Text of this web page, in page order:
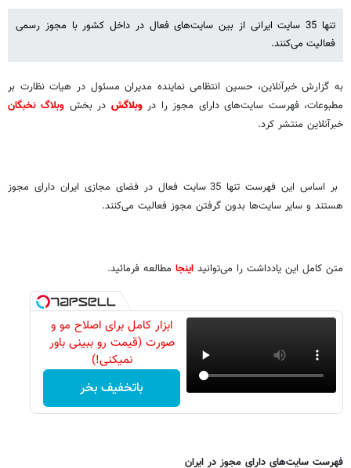
تنها 35 سایت ایرانی از بین سایت‌های فعال در داخل کشور با مجوز رسمی
فعالیت می‌کنند.
به گزارش خبرآنلاین، حسین انتظامی نماینده مدیران مسئول در هیات نظارت بر
مطبوعات، فهرست سایت‌های دارای مجوز را دروبلاگش در بخش وبلاگ نخبگان
خبرآنلاین منتشر کرد.
بر اساس این فهرست تنها 35 سایت فعال در فضای مجازی ایران دارای مجوز
هستند و سایر سایت‌ها بدون گرفتن مجوز فعالیت می‌کنند.
متن کامل این یادداشت را می‌توانید اینجا مطالعه فرمائید.
ابزار کامل برای اصلاح مو و
صورت (قیمت رو ببینی باور
نمیکنی!)
باتخفیف بخر
فهرست سایت‌های دارای مجوز در ایران